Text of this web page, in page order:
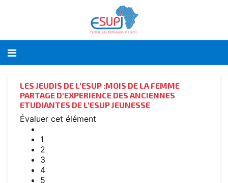
LES JEUDIS DE L'ESUP :MOIS DE LA FEMME
PARTAGE D'EXPERIENCE DES ANCIENNES
ETUDIANTES DE L'ESUP JEUNESSE
Évaluer cet élément
1
2
3
4
5